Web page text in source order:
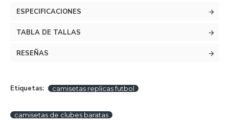
ESPECIFICACIONES
TABLA DE TALLAS
RESEÑAS
Etiquetas: camisetas replicas futbol
camisetas de clubes baratas